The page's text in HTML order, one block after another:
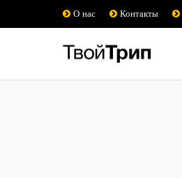
О нас Контакты